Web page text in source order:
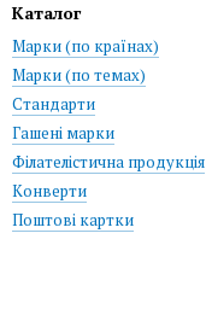
Каталог
Марки (по країнах)
Марки (по темах)
Стандарти
Гашені марки
Філателістична продукція
Конверти
Поштові картки